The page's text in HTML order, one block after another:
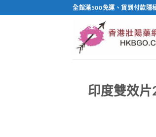
to
全館滿500免運、貨到付款隱
印度雙效